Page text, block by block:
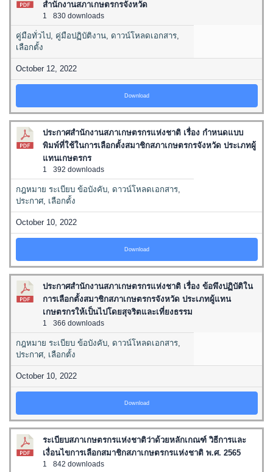
สำนักงานสภาเกษตรกรจังหวัด
1 830 downloads
คู่มือทั่วไป, คู่มือปฏิบัติงาน, ดาวน์โหลดเอกสาร,
เลือกตั้ง
October 12, 2022
Download
ประกาศสำนักงานสภาเกษตรกรแห่งชาติ เรื่อง กำหนดแบบ
พิมพ์ที่ใช้ในการเลือกตั้งสมาชิกสภาเกษตรกรจังหวัด ประเภทผู้
แทนเกษตรกร
1 392 downloads
กฎหมาย ระเบียบ ข้อบังคับ, ดาวน์โหลดเอกสาร,
ประกาศ, เลือกตั้ง
October 10, 2022
Download
ประกาศสำนักงานสภาเกษตรกรแห่งชาติ เรื่อง ข้อพึงปฏิบัติใน
การเลือกตั้งสมาชิกสภาเกษตรกรจังหวัด ประเภทผู้แทน
เกษตรกรให้เป็นไปโดยสุจริตและเที่ยงธรรม
1 366 downloads
กฎหมาย ระเบียบ ข้อบังคับ, ดาวน์โหลดเอกสาร,
ประกาศ, เลือกตั้ง
October 10, 2022
Download
ระเบียบสภาเกษตรกรแห่งชาติว่าด้วยหลักเกณฑ์ วิธีการและ
เงื่อนไขการเลือกสมาชิกสภาเกษตรกรแห่งชาติ พ.ศ. 2565
1 842 downloads